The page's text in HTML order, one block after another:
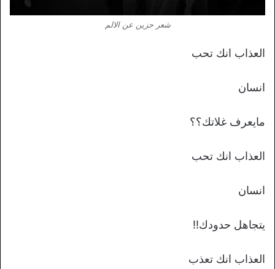
شعر حزين عن الالم
العذاب انك تحب
انسان
مايعرف غلاتك؟؟
العذاب انك تحب
انسان
يتجاهل حدودك!!
العذاب انك تعذب